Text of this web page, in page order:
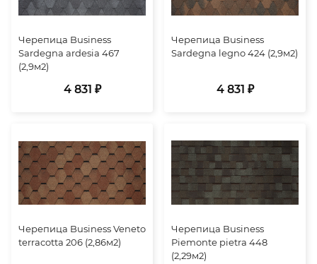
Черепица Business
Sardegna ardesia 467
(2,9м2)
4 831 ₽
Черепица Business
Sardegna legno 424 (2,9м2)
4 831 ₽
Черепица Business Veneto
terracotta 206 (2,86м2)
Черепица Business
Piemonte pietra 448
(2,29м2)